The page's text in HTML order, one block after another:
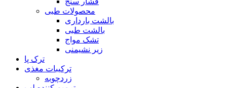
محصولات طبی
بالشت بارداری
بالشت طبی
تشک مواج
زیر نشیمنی
ترک پا
ترکیبات مغذی
زردچوبه